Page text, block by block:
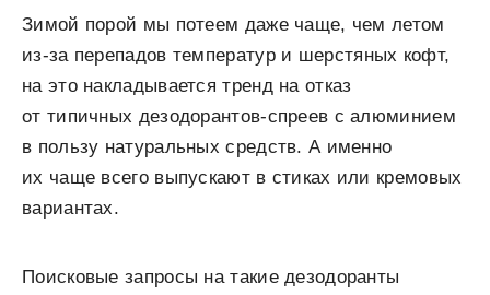
Зимой порой мы потеем даже чаще, чем летом
из-за перепадов температур и шерстяных кофт,
на это накладывается тренд на отказ
от типичных дезодорантов-спреев с алюминием
в пользу натуральных средств. А именно
их чаще всего выпускают в стиках или кремовых
вариантах.
Поисковые запросы на такие дезодоранты